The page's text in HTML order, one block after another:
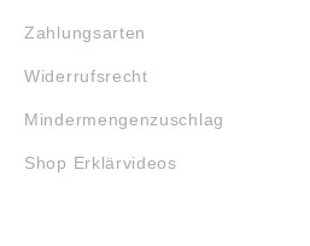
Zahlungsarten
Widerrufsrecht
Mindermengenzuschlag
Shop Erklärvideos